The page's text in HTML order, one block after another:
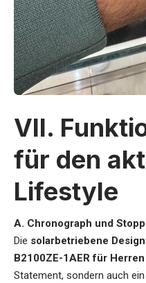
VII.
für den
Lifestyle
A. Chronograph und
Die solarbetriebene
B2100ZE-1AER für Herren
Statement, sondern auch